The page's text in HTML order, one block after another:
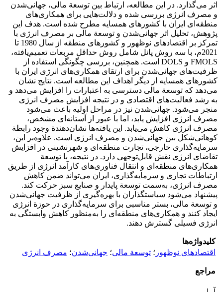
اثر می‌گذارد. در این مطالعه، ارتباط بین توسعة مالی، جهانی‌شدن
و مصرف انرژی بررسی شده و دلالت‌هایی برای همکاری‌های
منطقه‌ای ایران با کشورهای همسایه مطرح شده است. هدف این
پژوهش، تحلیل اثر جهانی‌شدن و توسعة مالی بر مصرف انرژی با
تمرکز بر اقتصادهای نوظهور و کشورهای منطقه از سال 1980 تا
2021م، با سه روش پانل شامل روش حداقل مربعات تعمیم‌یافته،
FMOLS و DOLS است. همچنین، بررسی چگونگی استفاده از
ظرفیت‌های جهانی‌شدن برای ارتقای همکاری‌های انرژی ایران با
کشورهای همسایه از دیگر اهداف این مطالعه است. نتایج نشان
می‌دهد که توسعة مالی دسترسی به اعتبارات را افزایش می‌دهد و
به رشد فعالیت‌های اقتصادی و در نتیجه افزایش مصرف انرژی
منجر می‌شود. جهانی‌شدن نیز در مراحل اولیه باعث می‌شود
مصرف انرژی افزایش یابد، اما با عبور از آستانه‌ای مشخص،
مصرف انرژی کاهش می‌یابد. این یافته‌ها نشان‌دهندة وجود رابطة
کوهانی‌شکل بین جهانی‌شدن و مصرف انرژی است. علاوه‌بر این،
سرمایه‌گذاری خارجی، تجارت منطقه‌ای و شهرنشینی در افزایش
تقاضای انرژی نقش قابل‌توجهی دارد. در نتیجه، با توسعة
همکاری‌های منطقه‌ای و انتقال فناوری‌های کارآمد انرژی از طریق
ارتباطات تجاری و سرمایه‌گذاری، ایران می‌تواند ضمن کاهش
مصرف انرژی، به‌سمت توسعة پایدار و صنایع سبز حرکت کند.
پیشنهاد می‌شود سیاستگذاران با بهره‌گیری از ظرفیت جهانی‌شدن
و توسعة مالی، بستر مناسبی برای سرمایه‌گذاری در حوزة انرژی
ایجاد کنند و همکاری‌های منطقه‌ای را به‌منظور کاهش وابستگی به
انرژی فسیلی گسترش دهند.
کلیدواژه‌ها
اقتصادهای نوظهور ؛ توسعة مالی؛ جهانی‌شدن؛ مصرف انرژی
مراجع